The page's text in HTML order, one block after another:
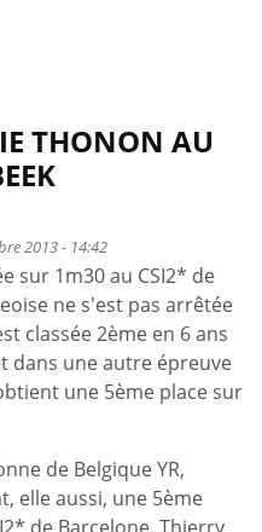
THONON AU
2013 - 14:42
sur 1m30 au CSI2* de
ne s'est pas arrêtée
classée 2ème en 6 ans
dans une autre épreuve
une 5ème place sur
de Belgique YR,
elle aussi, une 5ème